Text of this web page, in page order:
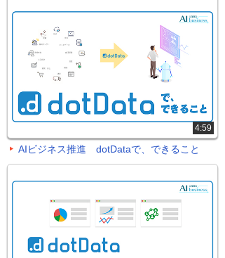
4:59
AIビジネス推進 dotDataで、できること